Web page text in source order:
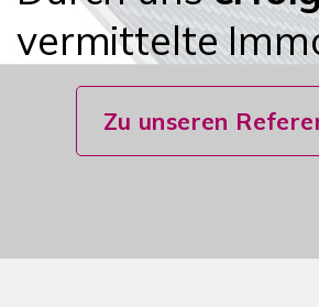
vermittelte
Zu unseren